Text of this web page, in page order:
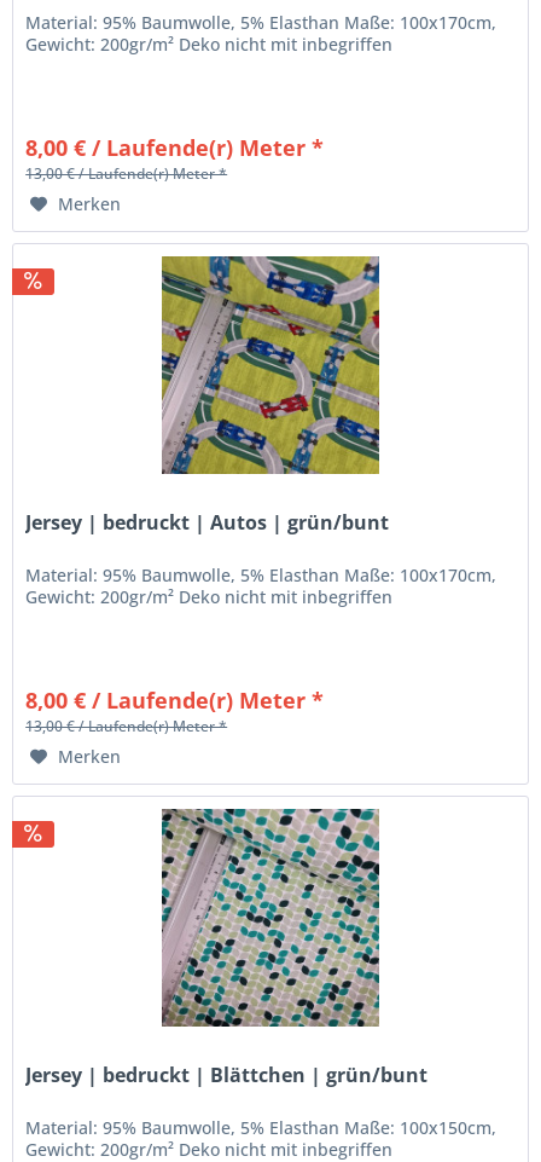
Material: 95% Baumwolle, 5% Elasthan Maße: 100x170cm,
Gewicht: 200gr/m² Deko nicht mit inbegriffen
8,00 € / Laufende(r) Meter *
13,00 € / Laufende(r) Meter *
Merken
Jersey | bedruckt | Autos | grün/bunt
Material: 95% Baumwolle, 5% Elasthan Maße: 100x170cm,
Gewicht: 200gr/m² Deko nicht mit inbegriffen
8,00 € / Laufende(r) Meter *
13,00 € / Laufende(r) Meter *
Merken
Jersey | bedruckt | Blättchen | grün/bunt
Material: 95% Baumwolle, 5% Elasthan Maße: 100x150cm,
Gewicht: 200gr/m² Deko nicht mit inbegriffen